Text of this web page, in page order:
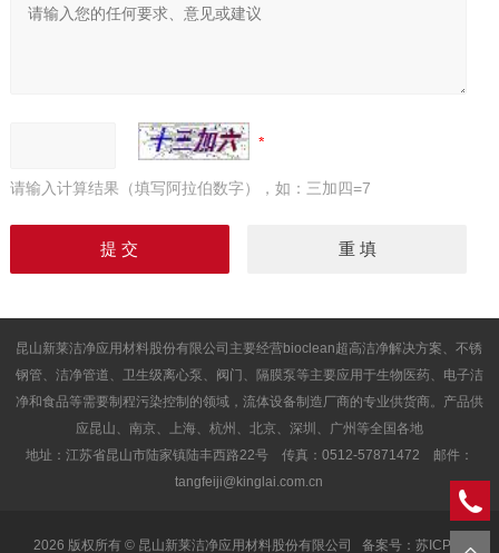
请输入计算结果（填写阿拉伯数字），如：三加四=7
昆山新莱洁净应用材料股份有限公司主要经营bioclean超高洁净解决方案、不锈
钢管、洁净管道、卫生级离心泵、阀门、隔膜泵等主要应用于生物医药、电子洁
净和食品等需要制程污染控制的领域，流体设备制造厂商的专业供货商。产品供
应昆山、南京、上海、杭州、北京、深圳、广州等全国各地
地址：江苏省昆山市陆家镇陆丰西路22号 传真：0512-57871472 邮件：
tangfeiji@kinglai.com.cn
2026 版权所有 © 昆山新莱洁净应用材料股份有限公司备案号：苏ICP备